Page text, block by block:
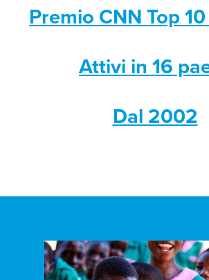
Premio CNN Top
Attivi in 16
Dal 2002